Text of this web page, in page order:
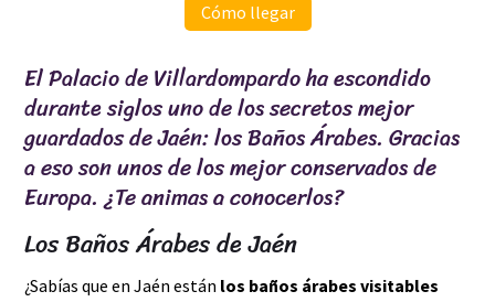
Cómo llegar
El Palacio de Villardompardo ha escondido
durante siglos uno de los secretos mejor
guardados de Jaén: los Baños Árabes. Gracias
a eso son unos de los mejor conservados de
Europa. ¿Te animas a conocerlos?
Los Baños Árabes de Jaén
¿Sabías que en Jaén están los baños árabes visitables